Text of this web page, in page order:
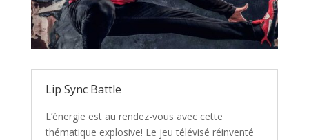
Lip Sync Battle
L’énergie est au rendez-vous avec cette
thématique explosive! Le jeu télévisé réinventé